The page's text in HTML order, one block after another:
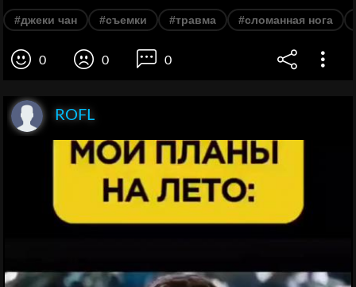
#джеки чан #съемки #травма #сломанная нога
0 0 0
ROFL